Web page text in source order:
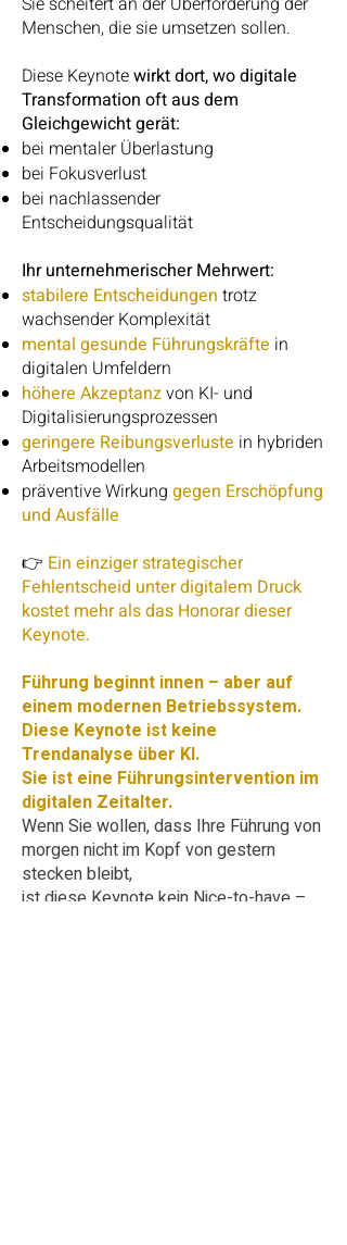
Menschen, die sie umsetzen sollen.
Diese Keynotewirkt dort, wo digitale
Transformation oft aus dem
Gleichgewicht gerät:
bei mentaler Überlastung
bei Fokusverlust
bei nachlassender
Entscheidungsqualität
Ihr unternehmerischer Mehrwert:
stabilere Entscheidungen trotz
wachsender Komplexität
mental gesunde Führungskräfte in
digitalen Umfeldern
höhere Akzeptanzvon KI- und
Digitalisierungsprozessen
geringere Reibungsverluste in hybriden
Arbeitsmodellen
präventive Wirkung gegen Erschöpfung
und Ausfälle
👉 Ein einziger strategischer
Fehlentscheid unter digitalem Druck
kostet mehr als das Honorar dieser
Keynote.
Führung beginnt innen – aber auf
einem modernen Betriebssystem.
Diese Keynote ist keine
Trendanalyse über KI.
Sie ist eine Führungsintervention im
digitalen Zeitalter.
Wenn Sie wollen, dass Ihre Führung von
morgen nicht im Kopf von gestern
stecken bleibt,
ist diese Keynote kein Nice-to-have –